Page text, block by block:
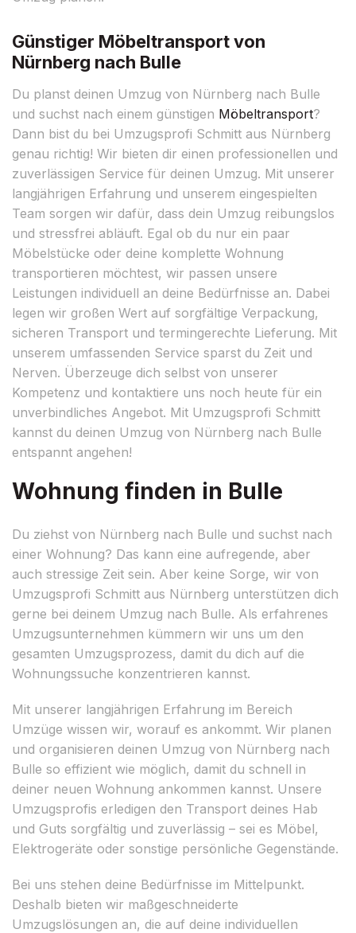
Günstiger Möbeltransport von
Nürnberg nach Bulle
Du planst deinen Umzug von Nürnberg nach Bulle
und suchst nach einem günstigen Möbeltransport?
Dann bist du bei Umzugsprofi Schmitt aus Nürnberg
genau richtig! Wir bieten dir einen professionellen und
zuverlässigen Service für deinen Umzug. Mit unserer
langjährigen Erfahrung und unserem eingespielten
Team sorgen wir dafür, dass dein Umzug reibungslos
und stressfrei abläuft. Egal ob du nur ein paar
Möbelstücke oder deine komplette Wohnung
transportieren möchtest, wir passen unsere
Leistungen individuell an deine Bedürfnisse an. Dabei
legen wir großen Wert auf sorgfältige Verpackung,
sicheren Transport und termingerechte Lieferung. Mit
unserem umfassenden Service sparst du Zeit und
Nerven. Überzeuge dich selbst von unserer
Kompetenz und kontaktiere uns noch heute für ein
unverbindliches Angebot. Mit Umzugsprofi Schmitt
kannst du deinen Umzug von Nürnberg nach Bulle
entspannt angehen!
Wohnung finden in Bulle
Du ziehst von Nürnberg nach Bulle und suchst nach
einer Wohnung? Das kann eine aufregende, aber
auch stressige Zeit sein. Aber keine Sorge, wir von
Umzugsprofi Schmitt aus Nürnberg unterstützen dich
gerne bei deinem Umzug nach Bulle. Als erfahrenes
Umzugsunternehmen kümmern wir uns um den
gesamten Umzugsprozess, damit du dich auf die
Wohnungssuche konzentrieren kannst.
Mit unserer langjährigen Erfahrung im Bereich
Umzüge wissen wir, worauf es ankommt. Wir planen
und organisieren deinen Umzug von Nürnberg nach
Bulle so effizient wie möglich, damit du schnell in
deiner neuen Wohnung ankommen kannst. Unsere
Umzugsprofis erledigen den Transport deines Hab
und Guts sorgfältig und zuverlässig – sei es Möbel,
Elektrogeräte oder sonstige persönliche Gegenstände.
Bei uns stehen deine Bedürfnisse im Mittelpunkt.
Deshalb bieten wir maßgeschneiderte
Umzugslösungen an, die auf deine individuellen